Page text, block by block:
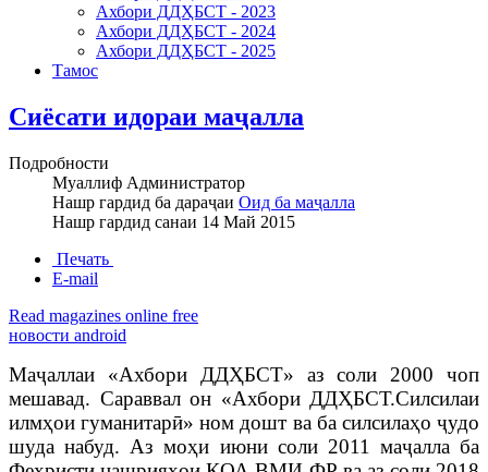
Ахбори ДДҲБСТ - 2023
Ахбори ДДҲБСТ - 2024
Ахбори ДДҲБСТ - 2025
Тамос
Сиёсати идораи маҷалла
Подробности
Муаллиф Администратор
Нашр гардид ба дараҷаи Оид ба маҷалла
Нашр гардид санаи 14 Май 2015
Печать
E-mail
Read magazines online free
новости android
Маҷаллаи «Ахбори ДДҲБСТ» аз соли 2000 чоп
мешавад. Сараввал он «Ахбори ДДҲБСТ.Силсилаи
илмҳои гуманитарӣ» ном дошт ва ба силсилаҳо ҷудо
шуда набуд. Аз моҳи июни соли 2011 маҷалла ба